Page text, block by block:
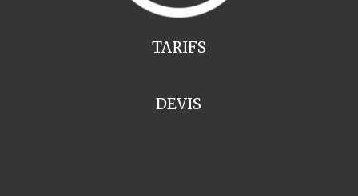
TARIFS
DEVIS